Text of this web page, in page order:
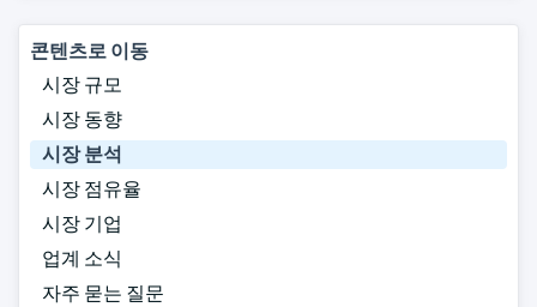
콘텐츠로 이동
시장 규모
시장 동향
시장 분석
시장 점유율
시장 기업
업계 소식
자주 묻는 질문